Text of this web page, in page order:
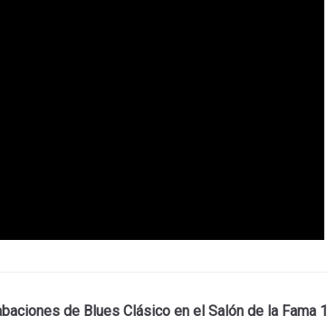
de Blues Clásico en el Salón de la Fama 1